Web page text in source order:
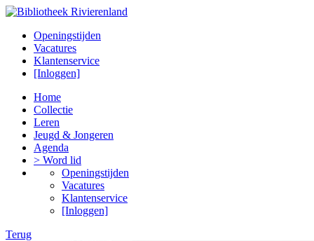
Openingstijden
Vacatures
Klantenservice
[Inloggen]
Home
Collectie
Leren
Jeugd & Jongeren
Agenda
> Word lid
Openingstijden
Vacatures
Klantenservice
[Inloggen]
Terug